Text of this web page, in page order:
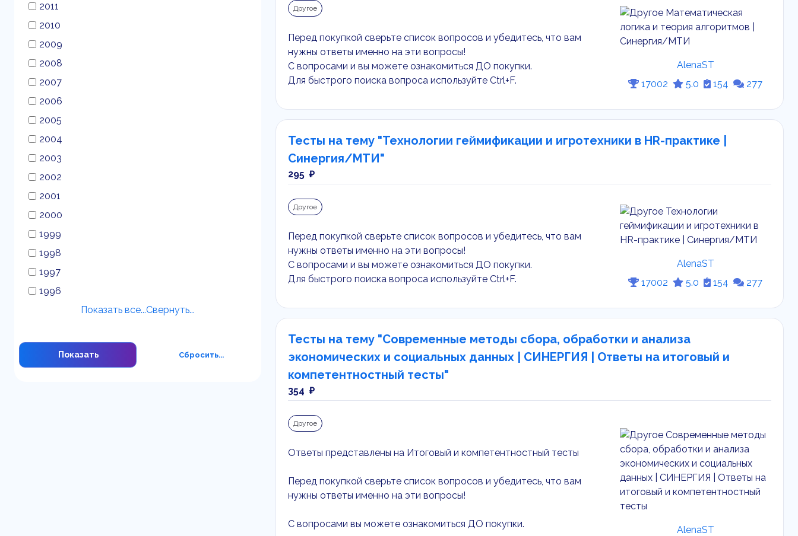
2011
2010
2009
2008
2007
2006
2005
2004
2003
2002
2001
2000
1999
1998
1997
1996
Показать все...Свернуть...
Показать Сбросить...
Другое
Перед покупкой сверьте список вопросов и убедитесь, что вам
нужны ответы именно на эти вопросы!
С вопросами и вы можете ознакомиться ДО покупки.
Для быстрого поиска вопроса используйте Ctrl+F.
AlenaST
17002
5.0 154 277
Тесты на тему "Технологии геймификации и игротехники в HR-практике |
Синергия/МТИ"
295 ₽
Другое
Перед покупкой сверьте список вопросов и убедитесь, что вам
нужны ответы именно на эти вопросы!
С вопросами и вы можете ознакомиться ДО покупки.
Для быстрого поиска вопроса используйте Ctrl+F.
AlenaST
17002
5.0 154 277
Тесты на тему "Современные методы сбора, обработки и анализа
экономических и социальных данных | СИНЕРГИЯ | Ответы на итоговый и
компетентностный тесты"
354 ₽
Другое
Ответы представлены на Итоговый и компетентностный тесты
Перед покупкой сверьте список вопросов и убедитесь, что вам
нужны ответы именно на эти вопросы!
С вопросами вы можете ознакомиться ДО покупки.
AlenaST